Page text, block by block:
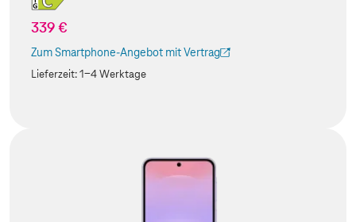
339 €
Zum Smartphone-Angebot mit Vertrag
(Der Link wird in einem neuen Tab geöffnet)
Lieferzeit:1-4 Werktage